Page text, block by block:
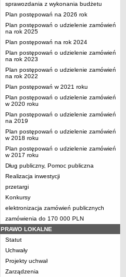
sprawozdania z wykonania budżetu
Plan postępowań na 2026 rok
Plan postępowań o udzielenie zamówień
na rok 2025
Plan postępowań na rok 2024
Plan postępowań o udzielenie zamówień
na rok 2023
Plan postępowań o udzielenie zamówień
na rok 2022
Plan postępowań w 2021 roku
Plan postępowań o udzielenie zamówień
w 2020 roku
Plan postępowań o udzielenie zamówień
na 2019
Plan postępowań o udzielenie zamówień
w 2018 roku
Plan postępowań o udzielenie zamówień
w 2017 roku
Dług publiczny, Pomoc publiczna
Realizacja inwestycji
przetargi
Konkursy
elektronizacja zamówień publicznych
zamówienia do 170 000 PLN
PRAWO LOKALNE
Statut
Uchwały
Projekty uchwał
Zarządzenia